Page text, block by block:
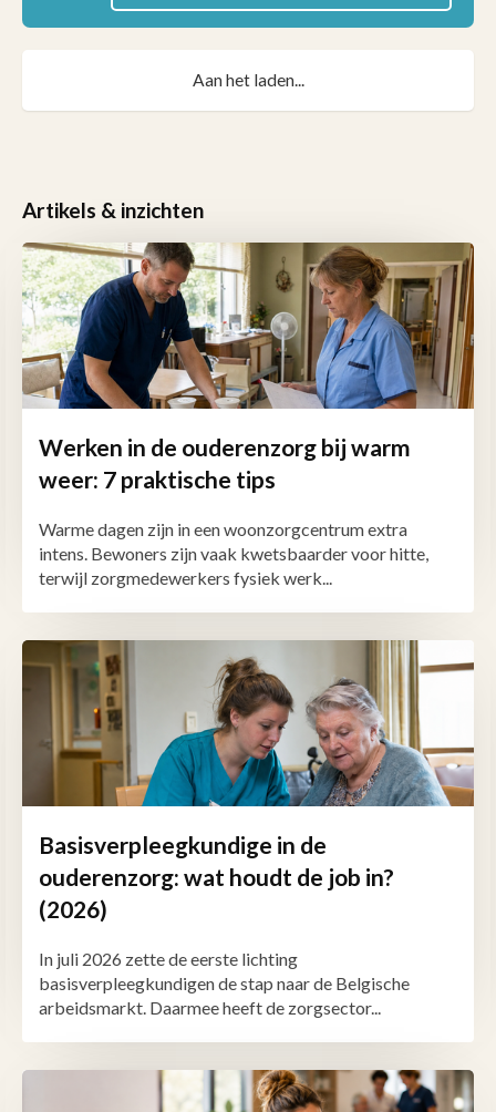
Aan het laden...
Artikels & inzichten
Werken in de ouderenzorg bij warm
weer: 7 praktische tips
Warme dagen zijn in een woonzorgcentrum extra
intens. Bewoners zijn vaak kwetsbaarder voor hitte,
terwijl zorgmedewerkers fysiek werk...
Basisverpleegkundige in de
ouderenzorg: wat houdt de job in?
(2026)
In juli 2026 zette de eerste lichting
basisverpleegkundigen de stap naar de Belgische
arbeidsmarkt. Daarmee heeft de zorgsector...